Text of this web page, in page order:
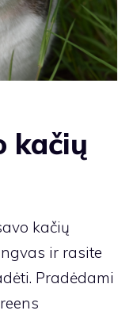
kačių
kačių
ir rasite
Pradėdami